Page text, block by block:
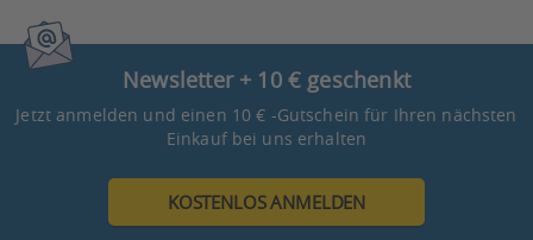
Newsletter + 10 € geschenkt
Jetzt anmelden und einen 10 € -Gutschein für Ihren nächsten
Einkauf bei uns erhalten
KOSTENLOS ANMELDEN